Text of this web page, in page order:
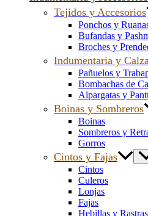
Tejidos y Accesorios
Ponchos y
Bufandas y
Broches y
Indumentaria y
Pañuelos y
Bombachas de
Alpargatas y
Boinas y Sombreros
Boinas
Sombreros y
Gorros
Cintos y Fajas
Cintos
Culeros
Lonjas
Fajas
Hebillas y Rastras